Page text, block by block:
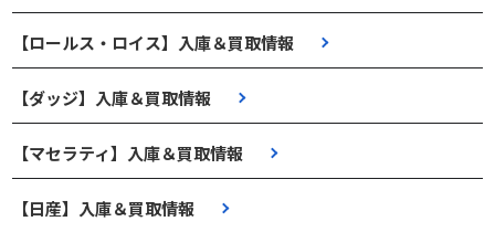
【ロールス・ロイス】入庫＆買取情報
【ダッジ】入庫＆買取情報
【マセラティ】入庫＆買取情報
【日産】入庫＆買取情報